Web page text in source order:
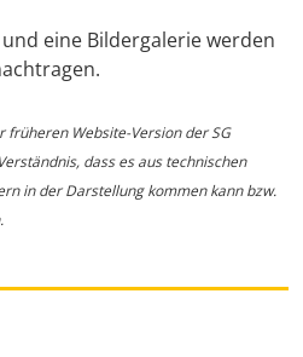
eine Bildergalerie werden
Website-Version der SG
dass es aus technischen
in der Darstellung kommen kann bzw.